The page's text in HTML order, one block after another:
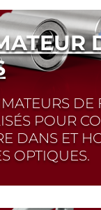
DE
POUR
DANS ET
OPTIQUES.
couplage